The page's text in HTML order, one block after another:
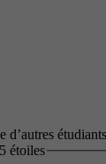
d’autres
étoiles